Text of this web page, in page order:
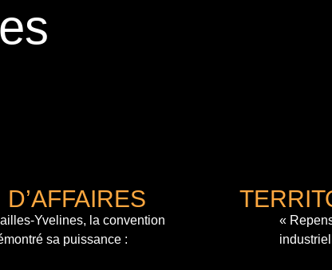
Yvelines, la convention
sa puissance :
«